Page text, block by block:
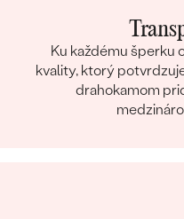
Ku každému šperku
kvality, ktorý
drahokamom